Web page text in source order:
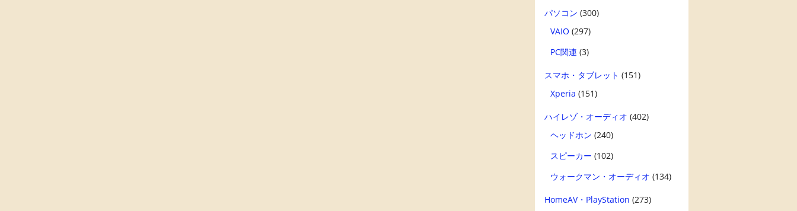
パソコン (300)
VAIO (297)
PC関連 (3)
スマホ・タブレット (151)
Xperia (151)
ハイレゾ・オーディオ (402)
ヘッドホン (240)
スピーカー (102)
ウォークマン・オーディオ (134)
HomeAV・PlayStation (273)